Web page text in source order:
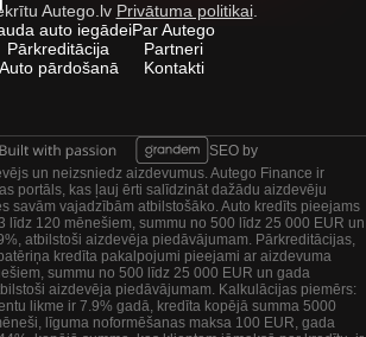
Autego.lv Privātuma politikai.
auto iegādei
Pārkreditācija
Auto pārdošanā
Par Autego
Partneri
Kontakti
SEO by
un neizsniedz aizdevumus. Autego Finance ir
portāls, kas ļauj ērti salīdzināt dažādu aizdevēju
savām vajadzībām atbilstošāko. Auto kredīts pieejams
līdz 120 mēnešiem, summu no 500 līdz 25 000 EUR un
atbilstoši aizdevēja piedāvājumam. Pārkreditācijas,
kredīta pakalpojumi pieejami ar aizdevuma
summu no 500 līdz 25 000 EUR un gada
aizdevēja piedāvājumam. Kalkulācijas piemērs:
likme ir 7.9% gadā, kredīta kopējā summa 5000
līguma noformēšanas maksa 100 EUR, gada